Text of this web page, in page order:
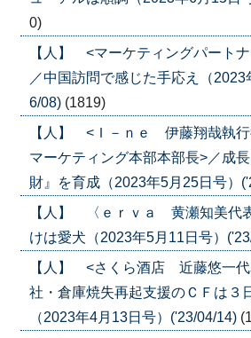
0)
【人】 <マーケティングパート
／中国訪問で感じた手応え（
6/08) (1819)
【人】 <Ｉ－ｎｅ 伊藤翔哉執
マーケティング本部本部長>／成
財』を育成（2023年5月25日号）
【人】 〈ｅｒｖａ 黄瀬知美代
けは愛犬（2023年5月11日号）
【人】 <さくら酒店 近藤悠一
社・倉庫焼失再起支援のＣＦは３
（2023年4月13日号）('23/04/14)